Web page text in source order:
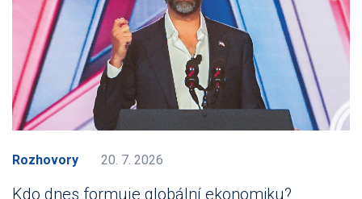
Rozhovory 20. 7. 2026
Kdo dnes formuje globální ekonomiku?